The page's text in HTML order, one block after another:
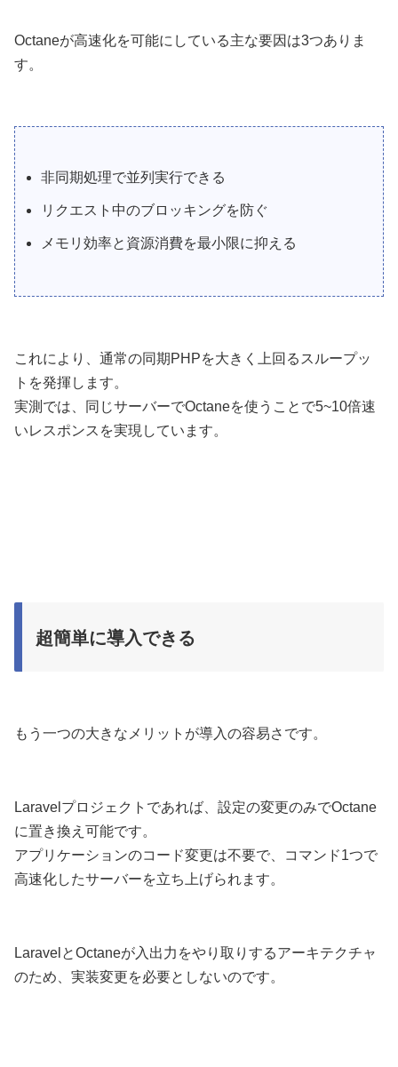
Octaneが高速化を可能にしている主な要因は3つありま
す。
非同期処理で並列実行できる
リクエスト中のブロッキングを防ぐ
メモリ効率と資源消費を最小限に抑える
これにより、通常の同期PHPを大きく上回るスループッ
トを発揮します。
実測では、同じサーバーでOctaneを使うことで5~10倍速
いレスポンスを実現しています。
超簡単に導入できる
もう一つの大きなメリットが導入の容易さです。
Laravelプロジェクトであれば、設定の変更のみでOctane
に置き換え可能です。
アプリケーションのコード変更は不要で、コマンド1つで
高速化したサーバーを立ち上げられます。
LaravelとOctaneが入出力をやり取りするアーキテクチャ
のため、実装変更を必要としないのです。